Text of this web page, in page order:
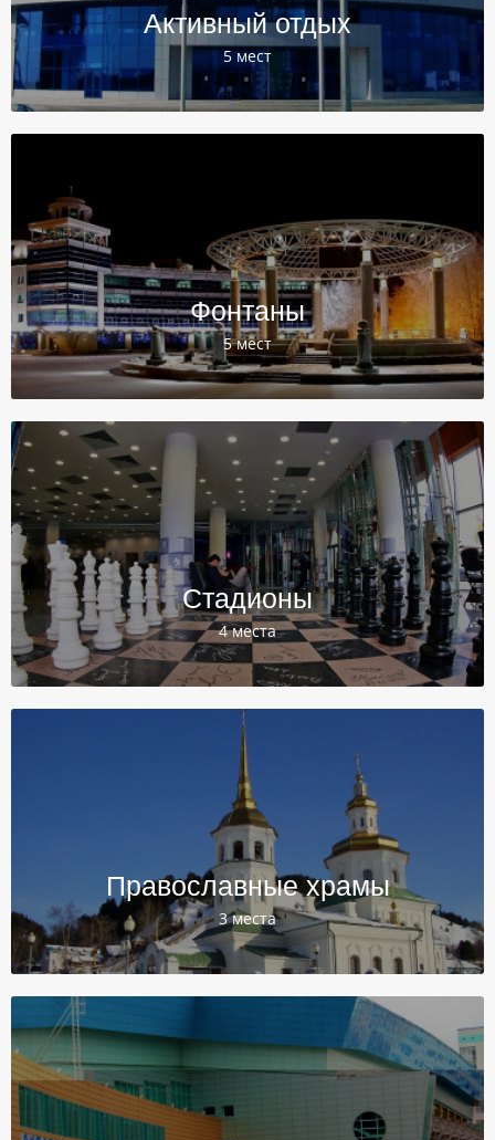
Активный отдых
5 мест
Фонтаны
5 мест
Стадионы
4 места
Православные храмы
3 места